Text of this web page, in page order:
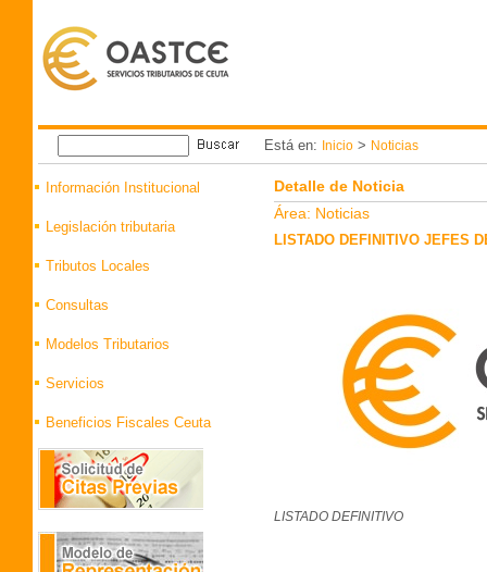
Está en: Inicio > Noticias
Información Institucional
Legislación tributaria
Tributos Locales
Consultas
Modelos Tributarios
Servicios
Beneficios Fiscales Ceuta
Detalle de Noticia
Área: Noticias
LISTADO DEFINITIVO JEFES
LISTADO DEFINITIVO